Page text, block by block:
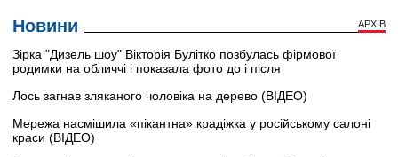
Новини АРХІВ
Зірка "Дизель шоу" Вікторія Булітко позбулась фірмової
родимки на обличчі і показала фото до і після
Лось загнав зляканого чоловіка на дерево (ВІДЕО)
Мережа насмішила «пікантна» крадіжка у російському салоні
краси (ВІДЕО)